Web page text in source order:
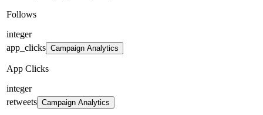
Follows
integer
app_clicks Campaign Analytics
App Clicks
integer
retweets Campaign Analytics